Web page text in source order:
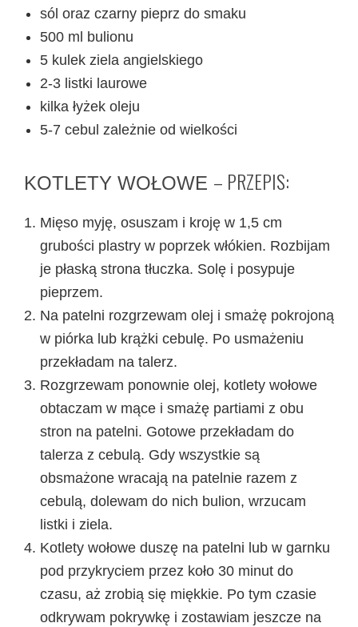
sól oraz czarny pieprz do smaku
500 ml bulionu
5 kulek ziela angielskiego
2-3 listki laurowe
kilka łyżek oleju
5-7 cebul zależnie od wielkości
KOTLETY WOŁOWE – PRZEPIS:
Mięso myję, osuszam i kroję w 1,5 cm
grubości plastry w poprzek włókien. Rozbijam
je płaską strona tłuczka. Solę i posypuje
pieprzem.
Na patelni rozgrzewam olej i smażę pokrojoną
w piórka lub krążki cebulę. Po usmażeniu
przekładam na talerz.
Rozgrzewam ponownie olej, kotlety wołowe
obtaczam w mące i smażę partiami z obu
stron na patelni. Gotowe przekładam do
talerza z cebulą. Gdy wszystkie są
obsmażone wracają na patelnie razem z
cebulą, dolewam do nich bulion, wrzucam
listki i ziela.
Kotlety wołowe duszę na patelni lub w garnku
pod przykryciem przez koło 30 minut do
czasu, aż zrobią się miękkie. Po tym czasie
odkrywam pokrywkę i zostawiam jeszcze na